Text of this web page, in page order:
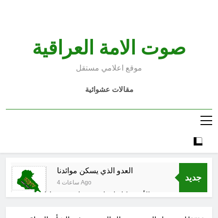
صوت الامة العراقية
موقع اعلامي مستقل
مقالات عشوائية
جديد
العدو الذي يسكن موائدنا
4 ساعات Ago
بالأمس كانوا يراهنون على سقوطنا
5 ساعات Ago